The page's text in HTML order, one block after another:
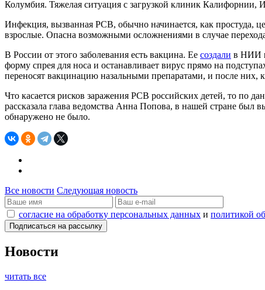
Колумбия. Тяжелая ситуация с загрузкой клиник
Инфекция, вызванная РСВ, обычно начинается, как простуда,
взрослые. Опасна возможными осложнениями в случае
В России от этого заболевания есть вакцина. Ее создали в НИИ
форму спрея для носа и останавливает вирус прямо на
переносят вакцинацию назальными препаратами, и после
Что касается рисков заражения РСВ российских детей, то по
рассказала глава ведомства Анна Попова, в нашей стране
обнаружено не было.
Все новости Следующая новость
согласие на обработку персональных данных и политикой
Новости
читать все